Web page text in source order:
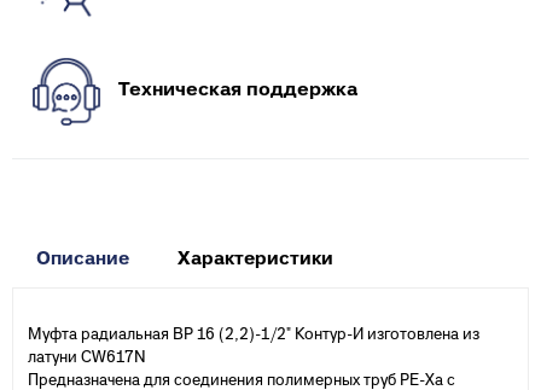
Техническая поддержка
Описание Характеристики
Муфта радиальная ВР 16 (2,2)-1/2" Контур-И изготовлена из
латуни CW617N
Предназначена для соединения полимерных труб PE-Xа с